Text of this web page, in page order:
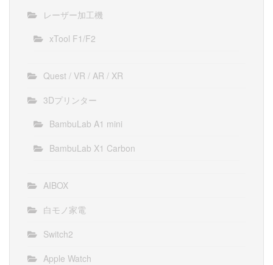
レーザー加工機
xTool F1/F2
Quest / VR / AR / XR
3Dプリンター
BambuLab A1 mini
BambuLab X1 Carbon
AIBOX
白モノ家電
Switch2
Apple Watch